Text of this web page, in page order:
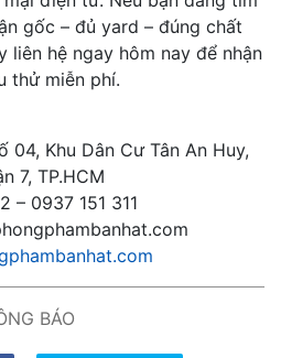
gốc – đủ yard – đúng chất
liên hệ ngay hôm nay để nhận
thử miễn phí.
Khu Dân Cư Tân An Huy,
7, TP.HCM
– 0937 151 311
BÁO